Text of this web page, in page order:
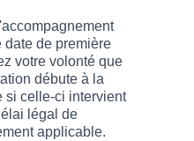
date de première
votre volonté que
débute à la
si celle-ci intervient
légal de
applicable.